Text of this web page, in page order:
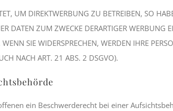
UM DIREKTWERBUNG ZU BETREIBEN, SO
DATEN ZUM ZWECKE DERARTIGER
SIE WIDERSPRECHEN, WERDEN IHRE
NACH ART. 21 ABS. 2 DSGVO).
ein Beschwerderecht bei einer